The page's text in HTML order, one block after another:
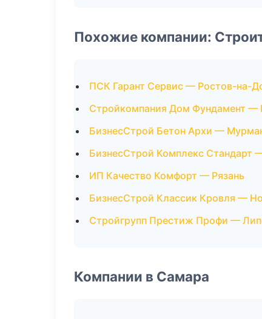
Похожие компании:
ПСК Гарант Сервис — Ростов-на-
Стройкомпания Дом Фундамент —
БизнесСтрой Бетон Архи —
БизнесСтрой Комплекс Стандарт
ИП Качество Комфорт — Рязань
БизнесСтрой Классик Кровля —
Стройгрупп Престиж Профи —
Компании в Самара